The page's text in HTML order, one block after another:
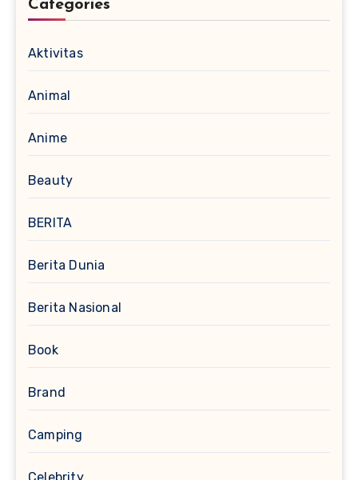
Categories
Aktivitas
Animal
Anime
Beauty
BERITA
Berita Dunia
Berita Nasional
Book
Brand
Camping